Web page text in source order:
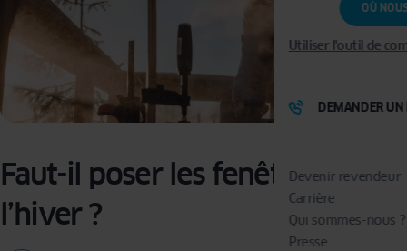
OÙ
Utiliser l'outil de
DEMANDER UN
Devenir revendeur
Carrière
Qui sommes-nous ?
Presse
Faut-il poser les fenêtres avant
l’hiver ?